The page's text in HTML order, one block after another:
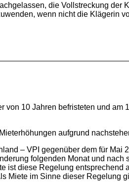
die Vollstreckung
wenn nicht die Klägerin
10 Jahren befristeten und am
aufgrund
– VPI gegenüber dem für Mai
folgenden Monat und nach
ist diese Regelung entsprechend
Miete im Sinne dieser Regelung